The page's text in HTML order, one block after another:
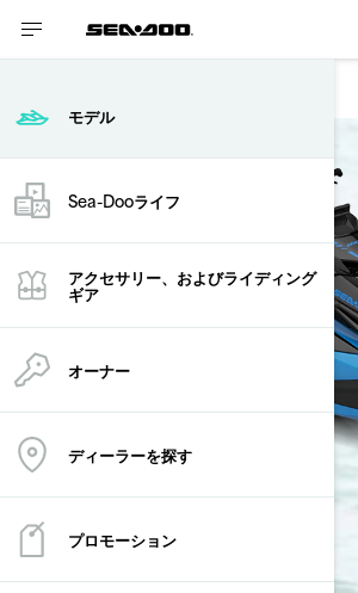
モデル
Sea-Dooライフ
アクセサリー、およびライディング
ギア
オーナー
ディーラーを探す
プロモーション